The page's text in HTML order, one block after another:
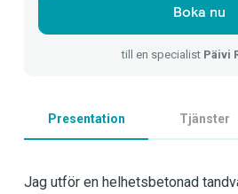
Boka nu
till en specialist Päivi
Presentation Tjänster
Jag utför en helhetsbetonad